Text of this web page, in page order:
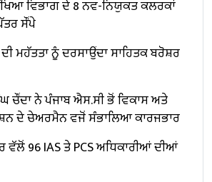
ਵਿਭਾਗ ਦੇ 8 ਨਵ-ਨਿਯੁਕਤ ਕਲਰਕਾਂ
ਸੌਂਪੇ
ਦੀ ਮਹੱਤਤਾ ਨੂੰ ਦਰਸਾਉਂਦਾ ਸਾਹਿਤਕ ਬਰੋਸ਼ਰ
ਚੌਂਦਾ ਨੇ ਪੰਜਾਬ ਐਸ.ਸੀ ਭੋਂ ਵਿਕਾਸ ਅਤੇ
ਦੇ ਚੇਅਰਮੈਨ ਵਜੋਂ ਸੰਭਾਲਿਆ ਕਾਰਜਭਾਰ
ਵੱਲੋਂ 96 IAS ਤੇ PCS ਅਧਿਕਾਰੀਆਂ ਦੀਆਂ